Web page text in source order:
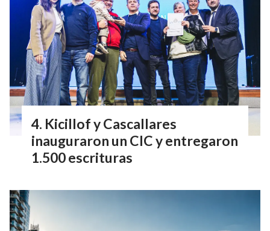
Kicillof y Cascallares
inauguraron un CIC y entregaron
1.500 escrituras